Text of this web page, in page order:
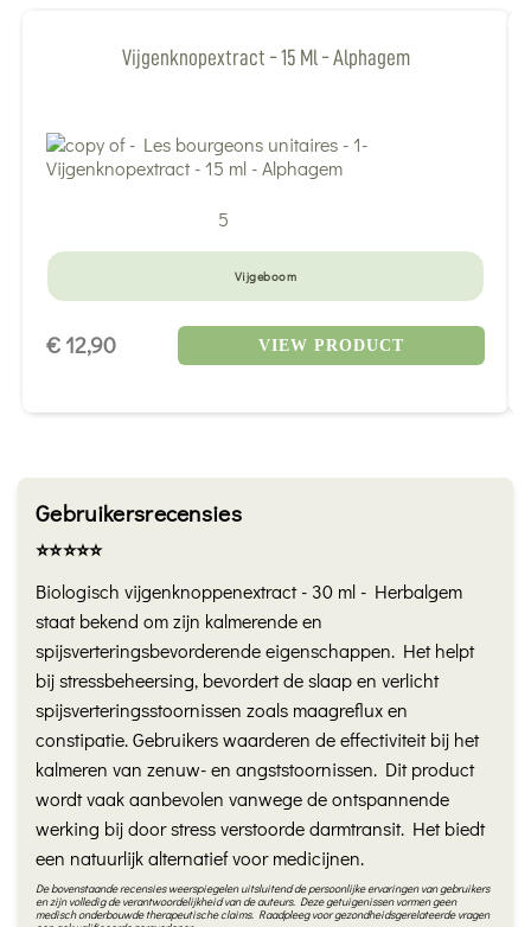
Gebruikersrecensies
⭐️⭐️⭐️⭐️⭐️
Biologisch vijgenknoppenextract - 30 ml - Herbalgem
staat bekend om zijn kalmerende en
spijsverteringsbevorderende eigenschappen. Het helpt
bij stressbeheersing, bevordert de slaap en verlicht
spijsverteringsstoornissen zoals maagreflux en
constipatie. Gebruikers waarderen de effectiviteit bij het
kalmeren van zenuw- en angststoornissen. Dit product
wordt vaak aanbevolen vanwege de ontspannende
werking bij door stress verstoorde darmtransit. Het biedt
een natuurlijk alternatief voor medicijnen.
De bovenstaande recensies weerspiegelen uitsluitend de persoonlijke ervaringen van gebruikers
en zijn volledig de verantwoordelijkheid van de auteurs. Deze getuigenissen vormen geen
medisch onderbouwde therapeutische claims. Raadpleeg voor gezondheidsgerelateerde vragen
Vijgenknopextract - 15 Ml - Alphagem
5
Vijgeboom
€ 12,90 VIEW PRODUCT